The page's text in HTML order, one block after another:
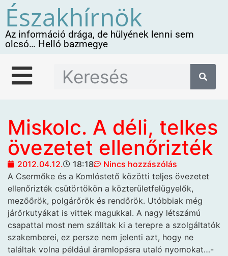
Északhírnök
Az információ drága, de hülyének lenni sem
olcsó… Helló bazmegye
Miskolc. A déli, telkes
övezetet ellenőrizték
2012.04.12. 18:18
Nincs hozzászólás
A Csermőke és a Komlóstető közötti teljes övezetet
ellenőrizték csütörtökön a közterületfelügyelők,
mezőőrök, polgárőrök és rendőrök. Utóbbiak még
járőrkutyákat is vittek magukkal. A nagy létszámú
csapattal most nem szálltak ki a terepre a szolgáltatók
szakemberei, ez persze nem jelenti azt, hogy ne
találtak volna például áramlopásra utaló nyomokat…-